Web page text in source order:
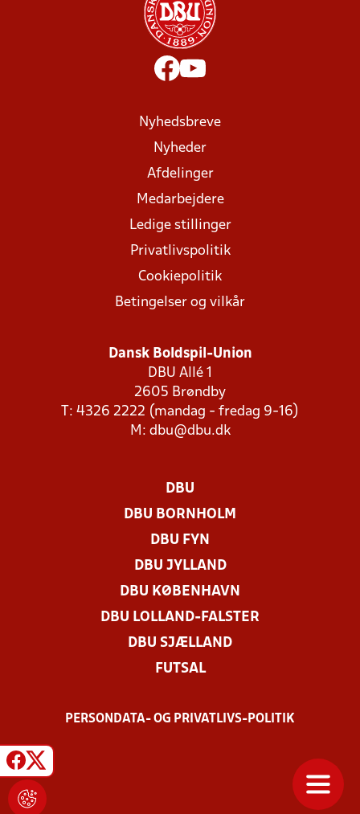
Nyhedsbreve
Nyheder
Afdelinger
Medarbejdere
Ledige stillinger
Privatlivspolitik
Cookiepolitik
Betingelser og vilkår
Dansk Boldspil-Union
DBU Allé 1
2605 Brøndby
T: 4326 2222 (mandag - fredag 9-16)
M: dbu@dbu.dk
DBU
DBU BORNHOLM
DBU FYN
DBU JYLLAND
DBU KØBENHAVN
DBU LOLLAND-FALSTER
DBU SJÆLLAND
FUTSAL
PERSONDATA- OG PRIVATLIVS-POLITIK